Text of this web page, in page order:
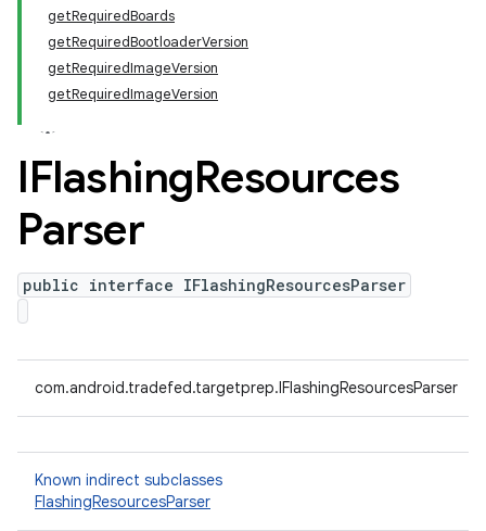
getRequiredBoards
getRequiredBootloaderVersion
getRequiredImageVersion
getRequiredImageVersion
IFlashingResources
Parser
public interface IFlashingResourcesParser
com.android.tradefed.targetprep.IFlashingResourcesParser
Known indirect subclasses
FlashingResourcesParser